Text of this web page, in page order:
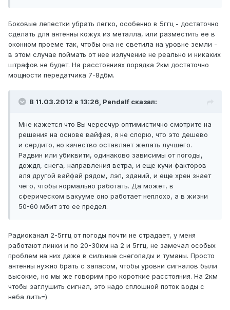
Боковые лепестки убрать легко, особенно в 5ггц - достаточно
сделать для антенны кожух из металла, или разместить ее в
оконном проеме так, чтобы она не светила на уровне земли -
в этом случае поймать от нее излучение не реально и никаких
штрафов не будет. На расстояниях порядка 2км достаточно
мощности передатчика 7-8дбм.
В 11.03.2012 в 13:26, Pendalf сказал:
Мне кажется что Вы чересчур оптимистично смотрите на
решения на основе вайфая, я не спорю, что это дешево
и сердито, но качество оставляет желать лучшего.
Радвин или убиквити, одинаково зависимы от погоды,
дождя, снега, направления ветра, и еще кучи факторов
аля другой вайфай рядом, лэп, зданий, и еще хрен знает
чего, чтобы нормально работать. Да может, в
сферическом вакууме оно работает неплохо, а в жизни
50-60 мбит это ее предел.
Радиоканал 2-5ггц от погоды почти не страдает, у меня
работают линки и по 20-30км на 2 и 5ггц, не замечал особых
проблем на них даже в сильные снегопады и туманы. Просто
антенны нужно брать с запасом, чтобы уровни сигналов были
высокие, но мы же говорим про короткие расстояния. На 2км
чтобы заглушить сигнал, это надо сплошной поток воды с
неба лить=)